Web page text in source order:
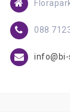
088
info@bi-